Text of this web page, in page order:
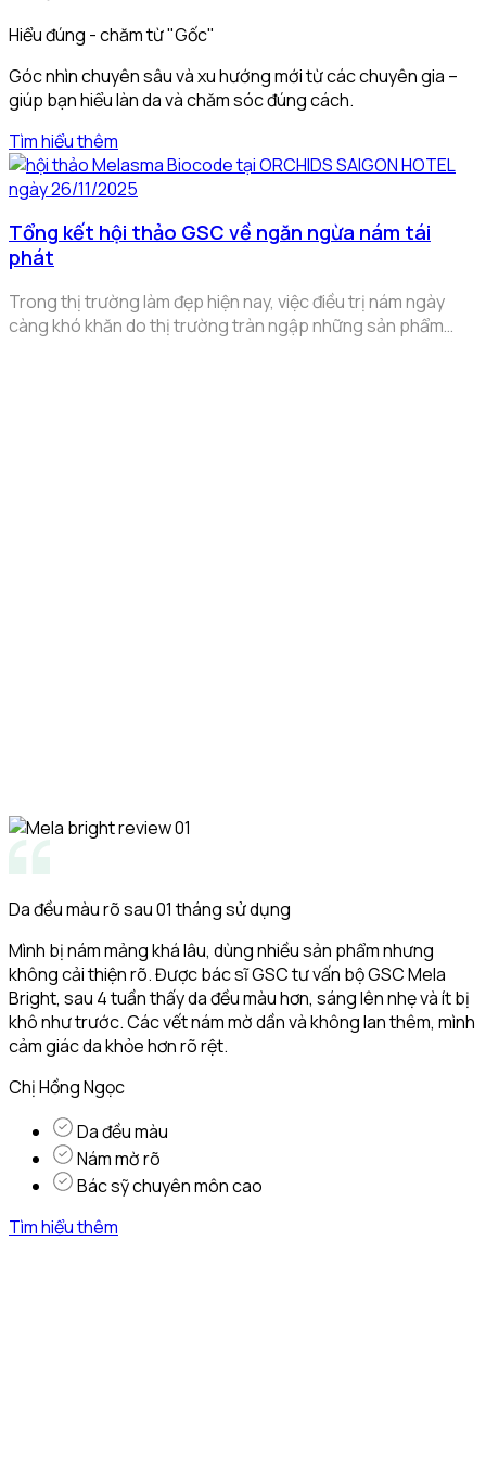
Hiểu đúng - chăm từ "Gốc"
Góc nhìn chuyên sâu và xu hướng mới từ các chuyên gia –
giúp bạn hiểu làn da và chăm sóc đúng cách.
Tìm hiểu thêm
Tổng kết hội thảo GSC về ngăn ngừa nám tái
phát
Trong thị trường làm đẹp hiện nay, việc điều trị nám ngày
càng khó khăn do thị trường tràn ngập những sản phẩm
Da đều màu rõ sau 01 tháng sử dụng
Mình bị nám mảng khá lâu, dùng nhiều sản phẩm nhưng
không cải thiện rõ. Được bác sĩ GSC tư vấn bộ GSC Mela
Bright, sau 4 tuần thấy da đều màu hơn, sáng lên nhẹ và ít bị
khô như trước. Các vết nám mờ dần và không lan thêm, mình
cảm giác da khỏe hơn rõ rệt.
Chị Hồng Ngọc
Da đều màu
Nám mờ rõ
Bác sỹ chuyên môn cao
Tìm hiểu thêm